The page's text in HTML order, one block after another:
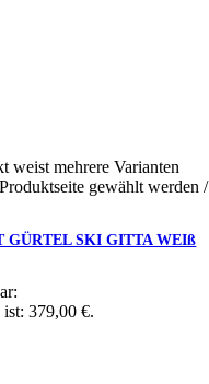
weist mehrere Varianten
gewählt werden/
GÜRTEL SKI GITTA WEIß
379,00 €.